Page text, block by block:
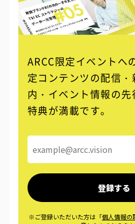
ARCC限定イベントへ
定コンテンツの配信・
内・イベント情報の先
特典が満載です。